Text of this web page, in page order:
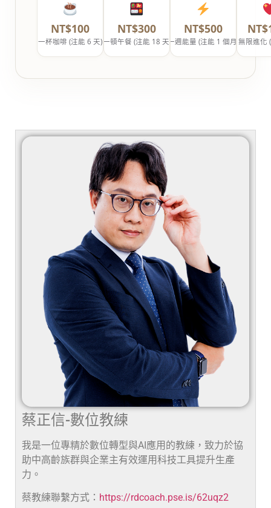
NT$100
一杯咖啡 (注能 6 天)
NT$300
一頓午餐 (注能 18 天)
NT$500
一週能量 (注能 1 個月)無限進化
蔡正信-數位教練
我是一位專精於數位轉型與AI應用的教練，致力於協
助中高齡族群與企業主有效運用科技工具提升生產
力。
蔡教練聯繫方式： https://rdcoach.pse.is/62uqz2